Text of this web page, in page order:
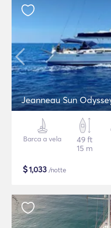
Jeanneau Sun
Barca a vela
49 ft
15 m
$1,033 /notte